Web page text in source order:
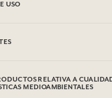
USO
RELATIVA A
MEDIOAMBIENTALES